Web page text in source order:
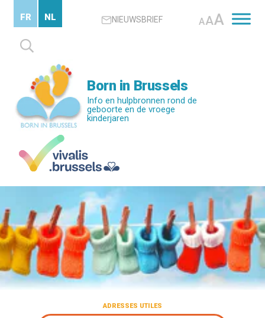
content
NIEUWSBRIEF AAA
Zoeken
naar:
FR NL
Born in Brussels
Info en hulpbronnen rond de
geboorte en de vroege
kinderjaren
ADRESSES UTILES